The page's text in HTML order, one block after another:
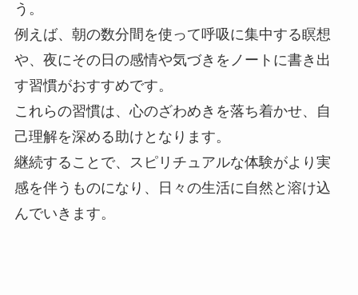
う。
例えば、朝の数分間を使って呼吸に集中する瞑想
や、夜にその日の感情や気づきをノートに書き出
す習慣がおすすめです。
これらの習慣は、心のざわめきを落ち着かせ、自
己理解を深める助けとなります。
継続することで、スピリチュアルな体験がより実
感を伴うものになり、日々の生活に自然と溶け込
んでいきます。